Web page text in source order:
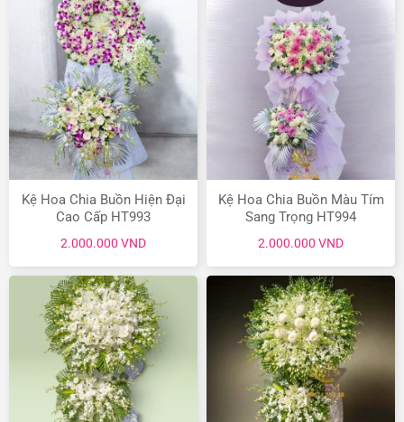
Kệ Hoa Chia Buồn Hiện Đại
Cao Cấp HT993
2.000.000 VND
Kệ Hoa Chia Buồn Màu Tím
Sang Trọng HT994
2.000.000 VND